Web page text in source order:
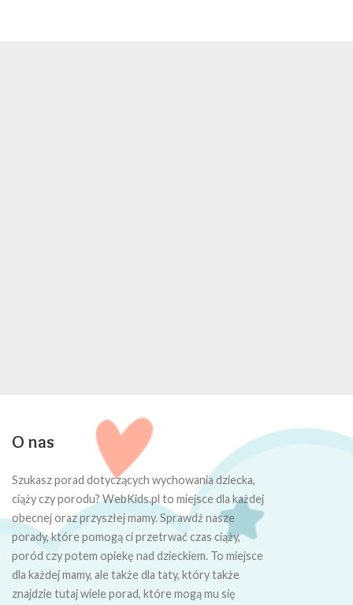
O nas
Szukasz porad dotyczących wychowania dziecka,
ciąży czy porodu? WebKids.pl to miejsce dla każdej
obecnej oraz przyszłej mamy. Sprawdź nasze
porady, które pomogą ci przetrwać czas ciąży,
poród czy potem opiekę nad dzieckiem. To miejsce
dla każdej mamy, ale także dla taty, który także
znajdzie tutaj wiele porad, które mogą mu się